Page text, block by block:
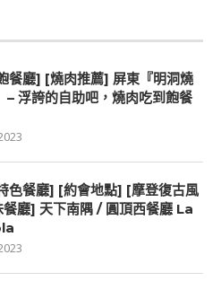
餐廳] [燒肉推薦] 屏東『明洞燒
– 浮誇的自助吧，燒肉吃到飽餐
色餐廳] [約會地點] [摩登復古風
餐廳] 天下南隅 / 圓頂西餐廳 La